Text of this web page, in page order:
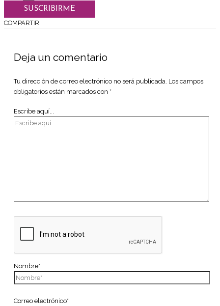
SUSCRIBIRME
COMPARTIR
Deja un comentario
Tu dirección de correo electrónico no será publicada. Los campos
obligatorios están marcados con *
Escribe aquí...
Nombre*
Correo electrónico*